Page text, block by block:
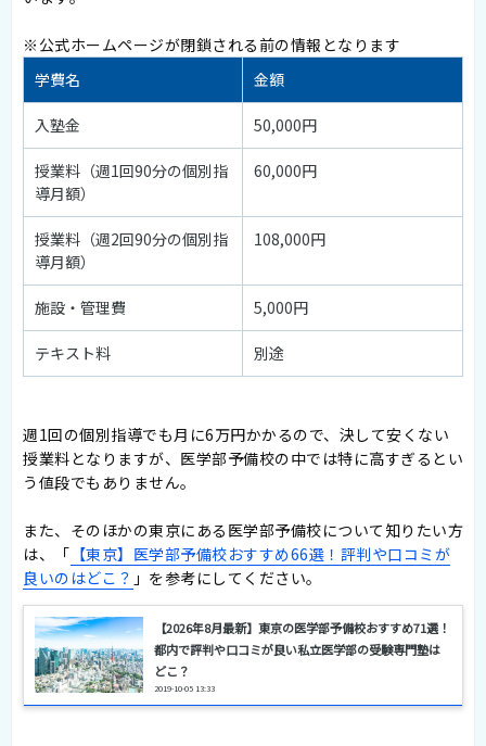
※公式ホームページが閉鎖される前の情報となります
学費名
金額
入塾金 50,000円
授業料（週1回90分の個別指
導月額）
60,000円
授業料（週2回90分の個別指
導月額）
108,000円
施設・管理費 5,000円
テキスト料 別途
週1回の個別指導でも月に6万円かかるので、決して安くない
授業料となりますが、医学部予備校の中では特に高すぎるとい
う値段でもありません。
また、そのほかの東京にある医学部予備校について知りたい方
は、「 【東京】医学部予備校おすすめ66選！評判や口コミが
良いのはどこ？ 」を参考にしてください。
【2026年8月最新】東京の医学部予備校おすすめ71選！
都内で評判や口コミが良い私立医学部の受験専門塾は
どこ？
2019-10-05 13:33